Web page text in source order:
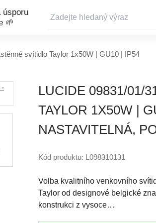
úsporu
🌱
svítidlo Taylor 1x50W | GU10 | IP54
LUCIDE 09831/01/
TAYLOR 1X50W |
NASTAVITELNÁ,
Kód produktu: L098310131
Volba kvalitního venkovního
Taylor od designové belgické
konstrukci z vysoce…